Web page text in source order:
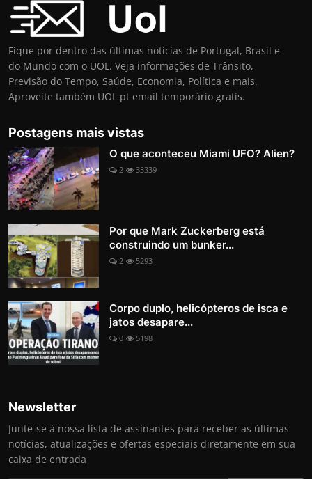
Fique por dentro das últimas notícias de Portugal, Brasil e
do Mundo com o UOL. Veja informações de Trânsito,
Previsão do Tempo, Saúde, Economia, Política e mais.
Aproveite também UOL pt email temporário gratis.
Postagens mais vistas
O que aconteceu Miami UFO? Alien?
2 33339
Por que Mark Zuckerberg está
construindo um bunker...
2 5293
Corpo duplo, helicópteros de isca e
jatos desapare...
0 5198
Newsletter
Junte-se à nossa lista de assinantes para receber as últimas
notícias, atualizações e ofertas especiais diretamente em sua
caixa de entrada